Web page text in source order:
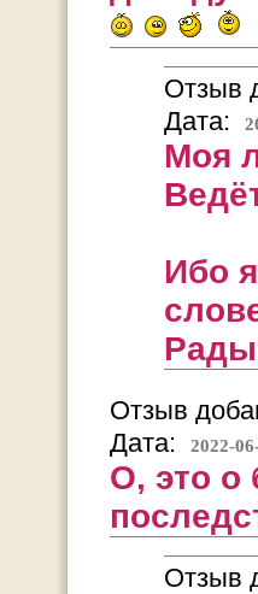
Отзыв
Дата:
Моя
Ибо
Отзыв
Дата:
2022-
О, это о
Отзыв